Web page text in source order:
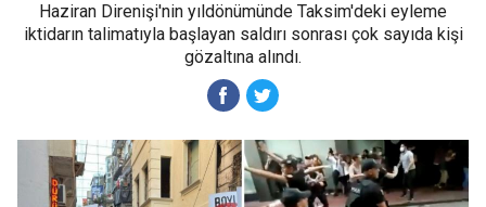
Haziran Direnişi'nin yıldönümünde Taksim'deki eyleme
iktidarın talimatıyla başlayan saldırı sonrası çok sayıda kişi
gözaltına alındı.